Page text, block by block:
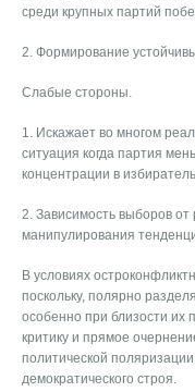
среди крупных партий
2. Формирование
Слабые стороны.
1. Искажает во многом
ситуация когда партия
концентрации в
2. Зависимость выборов
манипулирования
В условиях
поскольку, полярно
особенно при близости их
критику и прямое
политической
демократического строя.